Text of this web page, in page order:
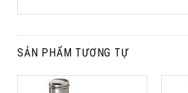
SẢN PHẨM TƯƠNG TỰ